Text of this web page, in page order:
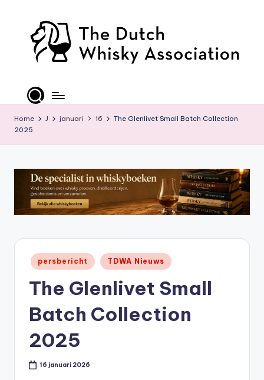
D
W
O
ffi
ci
al
or
Home J januari 16
The Glenlivet Small Batch Collection
2025
Geplaatst
in
persbericht TDWA Nieuws
The Glenlivet Small
Batch Collection
2025
16 januari 2026